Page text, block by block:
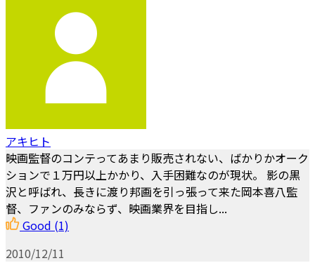
アキヒト
映画監督のコンテってあまり販売されない、ばかりかオーク
ションで１万円以上かかり、入手困難なのが現状。 影の黒
沢と呼ばれ、長きに渡り邦画を引っ張って来た岡本喜八監
督、ファンのみならず、映画業界を目指し...
Good (1)
2010/12/11